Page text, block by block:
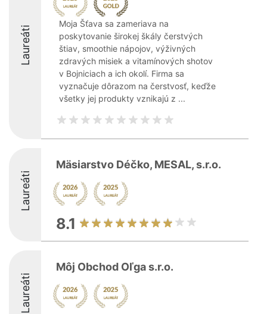
Laureáti
Moja Šťava sa zameriava na
poskytovanie širokej škály čerstvých
štiav, smoothie nápojov, výživných
zdravých misiek a vitamínových shotov
v Bojniciach a ich okolí. Firma sa
vyznačuje dôrazom na čerstvosť, keďže
všetky jej produkty vznikajú z ...
Laureáti
Mäsiarstvo Déčko, MESAL, s.r.o.
8.1
Laureáti
Môj Obchod Oľga s.r.o.